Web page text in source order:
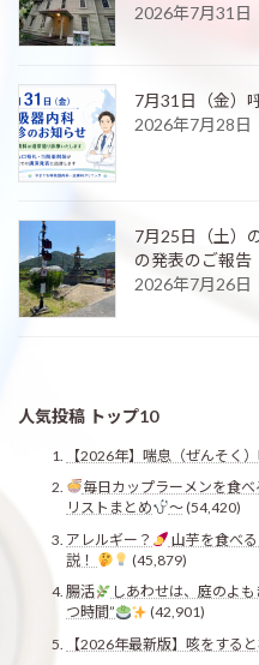
2026年7月31日
7月31日（金）
2026年7月28日
7月25日（土）
の発表のご報告
2026年7月26日
人気投稿 トップ10
【2026年】喘息（ぜんそく
毎日カップラーメンを食
リストまとめ
〜(54,420)
アレルギー？
山芋を食べ
説！
(45,879)
腸活
しあわせは、庭のよ
つ時間”
(42,901)
【2026年最新版】咳をする